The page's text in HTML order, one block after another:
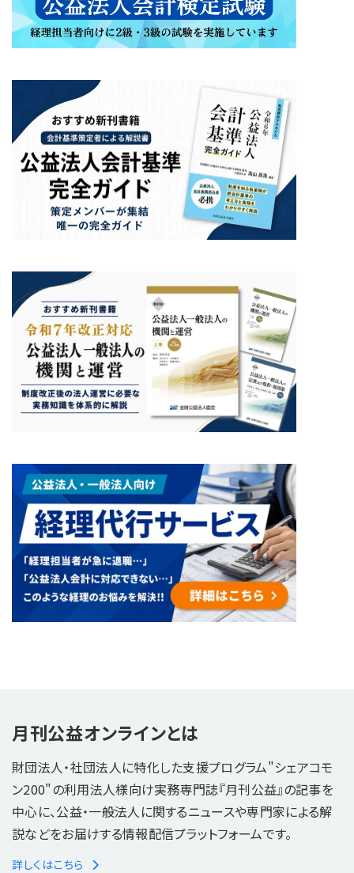
月刊公益オンラインとは
財団法人・社団法人に特化した支援プログラム"シェアコモ
ン200"の利用法人様向け実務専門誌『月刊公益』の記事を
中心に、公益・一般法人に関するニュースや専門家による解
説などをお届けする情報配信プラットフォームです。
詳しくはこちら